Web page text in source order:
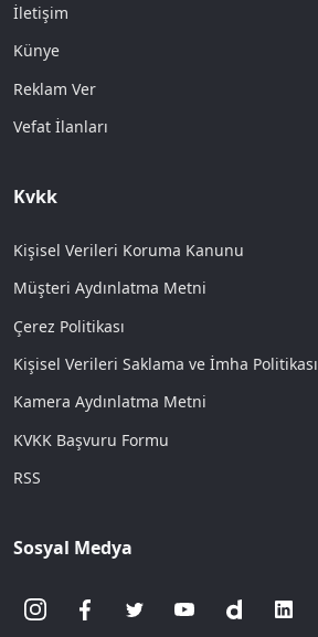
İletişim
Künye
Reklam Ver
Vefat İlanları
Kvkk
Kişisel Verileri Koruma Kanunu
Müşteri Aydınlatma Metni
Çerez Politikası
Kişisel Verileri Saklama ve İmha Politikası
Kamera Aydınlatma Metni
KVKK Başvuru Formu
RSS
Sosyal Medya